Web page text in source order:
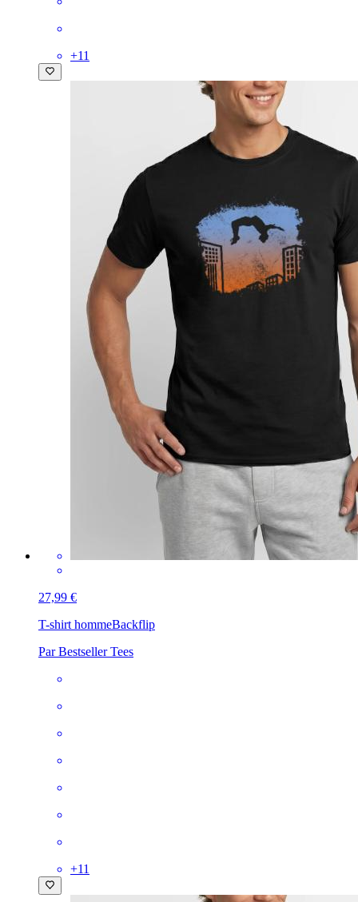
+11
27,99 €
T-shirt hommeBackflip
Par Bestseller Tees
+11